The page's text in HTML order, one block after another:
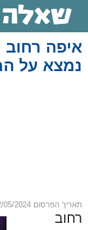
איפה רחוב
נמצא על
תאריך הפרסום 02/05/2024
רחוב